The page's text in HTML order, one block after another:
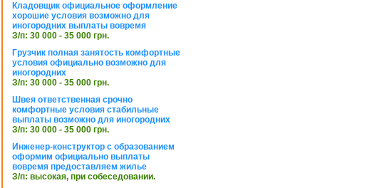
Кладовщик официальное оформление
хорошие условия возможно для
иногородних выплаты вовремя
З/п: 30 000 - 35 000 грн.
Грузчик полная занятость комфортные
условия официально возможно для
иногородних
З/п: 30 000 - 35 000 грн.
Швея ответственная срочно
комфортные условия стабильные
выплаты возможно для иногородних
З/п: 30 000 - 35 000 грн.
Инженер-конструктор с образованием
оформим официально выплаты
вовремя предоставляем жилье
З/п: высокая, при собеседовании.